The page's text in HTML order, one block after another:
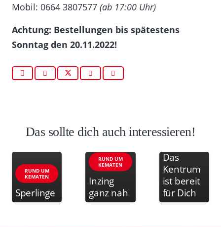
Mobil: 0664 3807577 (ab 17:00 Uhr)
Achtung: Bestellungen bis spätestens
Sonntag den 20.11.2022!
Das sollte dich auch interessieren!
RUND UM
KEMATEN
Sperlinge
RUND UM
KEMATEN
Inzing
ganz nah
Das
Kentrum
ist bereit
für Dich